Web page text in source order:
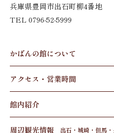
兵庫県豊岡市出石町柳4番地
TEL 0796-52-5999
かばんの館について
アクセス・営業時間
館内紹介
出石・城崎・但馬
周辺観光情報